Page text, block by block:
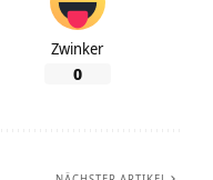
Zwinker
0